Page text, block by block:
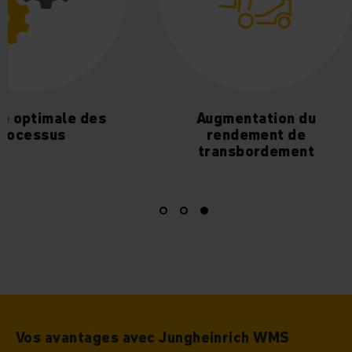
des
Augmentation du
rendement de
transbordement
Vos avantages avec Jungheinrich WMS